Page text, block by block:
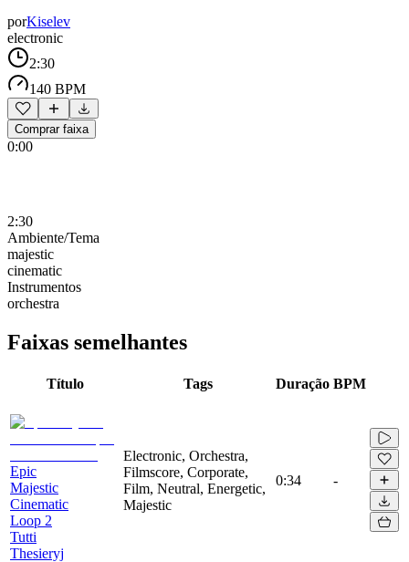
porKiselev
electronic
2:30
140 BPM
Comprar faixa
0:00
2:30
Ambiente/Tema
majestic
cinematic
Instrumentos
orchestra
Faixas semelhantes
Título Tags Duração BPM
Epic
Majestic
Cinematic
Loop 2
Tutti
Thesieryj
Electronic, Orchestra,
Filmscore, Corporate,
Film, Neutral, Energetic,
Majestic
0:34 -